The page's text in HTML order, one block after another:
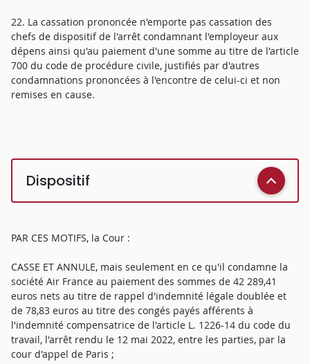
22. La cassation prononcée n'emporte pas cassation des
chefs de dispositif de l'arrêt condamnant l'employeur aux
dépens ainsi qu'au paiement d'une somme au titre de l'article
700 du code de procédure civile, justifiés par d'autres
condamnations prononcées à l'encontre de celui-ci et non
remises en cause.
Dispositif
PAR CES MOTIFS, la Cour :
CASSE ET ANNULE, mais seulement en ce qu'il condamne la
société Air France au paiement des sommes de 42 289,41
euros nets au titre de rappel d'indemnité légale doublée et
de 78,83 euros au titre des congés payés afférents à
l'indemnité compensatrice de l'article L. 1226-14 du code du
travail, l'arrêt rendu le 12 mai 2022, entre les parties, par la
cour d'appel de Paris ;